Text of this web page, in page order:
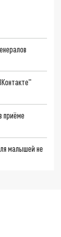
приёме
малышей не